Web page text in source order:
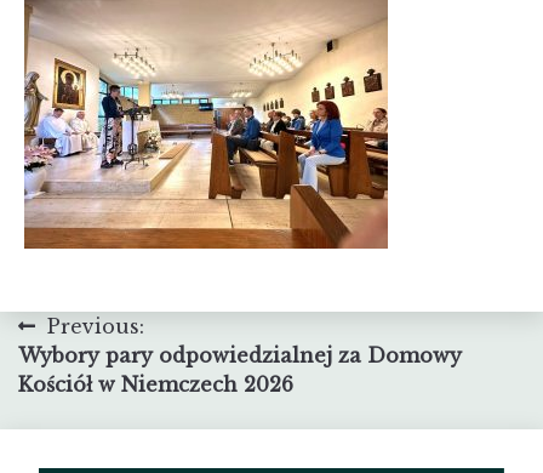
Nawigacja
wpisu
Previous:
Wybory pary odpowiedzialnej za Domowy
Kościół w Niemczech 2026